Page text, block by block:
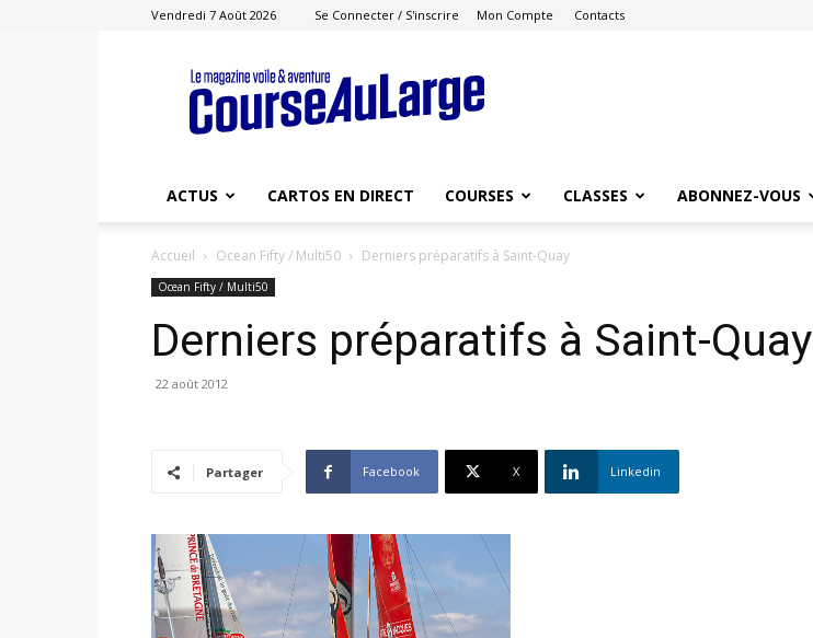
Vendredi 7 Août 2026 Se Connecter / S'inscrire Mon Compte Contacts
Course
au
Large
ACTUS CARTOS EN DIRECT COURSES CLASSES ABONNEZ-VOUS
Accueil Ocean Fifty / Multi50 Derniers préparatifs à Saint-Quay
Ocean Fifty / Multi50
Derniers préparatifs à Saint-Quay
22 août 2012
Partager Facebook X Linkedin